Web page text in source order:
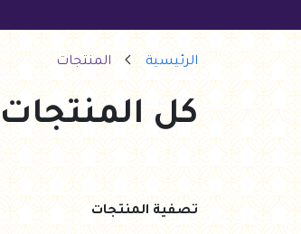
مخبوزات
معجنات Pastry
بقالة
ألبان
بارات طاقة
دواجن
الرئيسية المنتجات
كل المنتجات
تصفية المنتجات